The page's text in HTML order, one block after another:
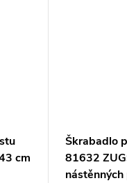
cm
Škrabadlo
81632